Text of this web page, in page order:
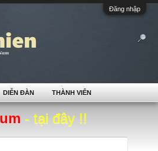
Đăng nhập
- tại đây !!
DIỄN ĐÀN THÀNH VIÊN